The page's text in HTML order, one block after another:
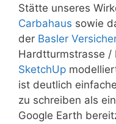
Stätte unseres
Carbahaus sowie
der Basler
Hardtturmstrasse /
SketchUp
ist deutlich
zu schreiben als
Google Earth